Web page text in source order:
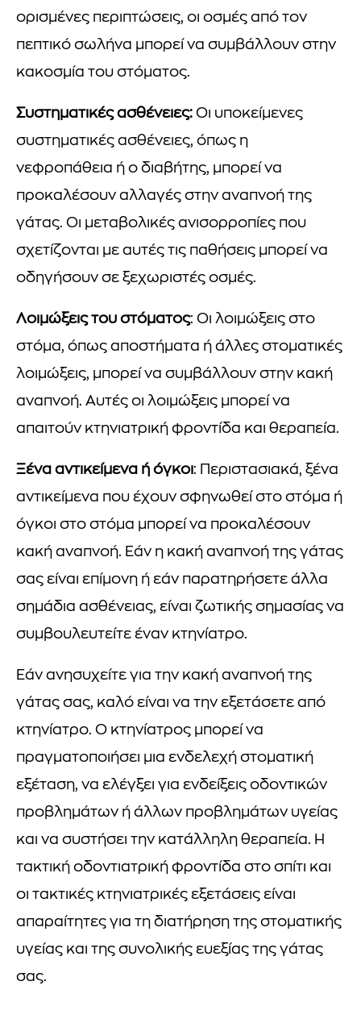
ορισμένες περιπτώσεις, οι οσμές από τον
πεπτικό σωλήνα μπορεί να συμβάλλουν στην
κακοσμία του στόματος.
Συστηματικές ασθένειες: Οι υποκείμενες
συστηματικές ασθένειες, όπως η
νεφροπάθεια ή ο διαβήτης, μπορεί να
προκαλέσουν αλλαγές στην αναπνοή της
γάτας. Οι μεταβολικές ανισορροπίες που
σχετίζονται με αυτές τις παθήσεις μπορεί να
οδηγήσουν σε ξεχωριστές οσμές.
Λοιμώξεις του στόματος: Οι λοιμώξεις στο
στόμα, όπως αποστήματα ή άλλες στοματικές
λοιμώξεις, μπορεί να συμβάλλουν στην κακή
αναπνοή. Αυτές οι λοιμώξεις μπορεί να
απαιτούν κτηνιατρική φροντίδα και θεραπεία.
Ξένα αντικείμενα ή όγκοι: Περιστασιακά, ξένα
αντικείμενα που έχουν σφηνωθεί στο στόμα ή
όγκοι στο στόμα μπορεί να προκαλέσουν
κακή αναπνοή. Εάν η κακή αναπνοή της γάτας
σας είναι επίμονη ή εάν παρατηρήσετε άλλα
σημάδια ασθένειας, είναι ζωτικής σημασίας να
συμβουλευτείτε έναν κτηνίατρο.
Εάν ανησυχείτε για την κακή αναπνοή της
γάτας σας, καλό είναι να την εξετάσετε από
κτηνίατρο. Ο κτηνίατρος μπορεί να
πραγματοποιήσει μια ενδελεχή στοματική
εξέταση, να ελέγξει για ενδείξεις οδοντικών
προβλημάτων ή άλλων προβλημάτων υγείας
και να συστήσει την κατάλληλη θεραπεία. Η
τακτική οδοντιατρική φροντίδα στο σπίτι και
οι τακτικές κτηνιατρικές εξετάσεις είναι
απαραίτητες για τη διατήρηση της στοματικής
υγείας και της συνολικής ευεξίας της γάτας
σας.